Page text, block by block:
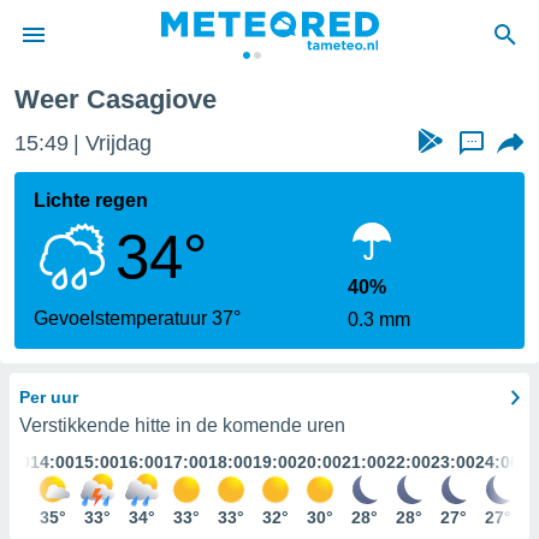
door
verstrekte
hoge
hebt de
voor
op basis
Weer Casagiove
15:49 Vrijdag ...
Lichte regen
34°
Gevoelstemperatuur 37°
40%
0.3 mm
Per uur
Verstikkende hitte in de komende uren
14:00
35°
15:00
33°
16:00
34°
17:00
33°
18:00
33°
19:00
32°
20:00
30°
21:00
28°
22:00
28°
23:00
27°
24:00
27°